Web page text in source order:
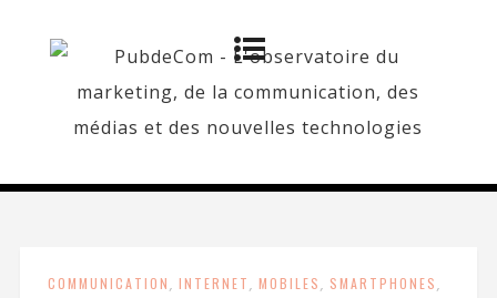
COMMUNICATION, INTERNET, MOBILES, SMARTPHONES,